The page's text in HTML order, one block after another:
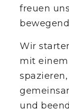
freuen
Wir
mit einem
und